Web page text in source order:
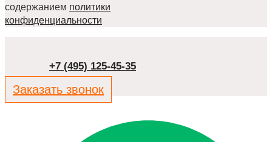
содержанием политики
конфиденциальности
+7 (495) 125-45-35
Заказать звонок